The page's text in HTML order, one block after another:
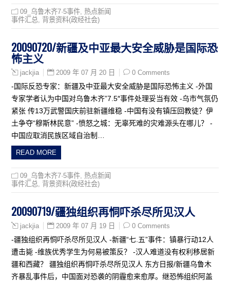
09_乌鲁木齐7·5事件 ,热点新闻
事件汇总
背景资料(政经社会)
20090720/新疆及中亚最大安全威胁是国际恐
怖主义
jackjia 2009 年 07 月 20 日 0 Comments
-国际反恐专家：新疆及中亚最大安全威胁是国际恐怖主义 -外国
专家学者认为中国对乌鲁木齐”7.5″事件处理妥当有效 -乌市气氛仍
紧张 传13万武警国庆前驻新疆维稳 -中国有没有镇压回教徒？伊
土争夺“穆斯林民意” -愤怒之城：无辜死难的灾难源头在哪儿？ -
中国应取消民族区域自治制…
READ MORE
09_乌鲁木齐7·5事件 ,热点新闻
事件汇总
背景资料(政经社会)
20090719/疆独组织再恫吓杀尽所见汉人
jackjia 2009 年 07 月 19 日 0 Comments
-疆独组织再恫吓杀尽所见汉人 -新疆“七.五”事件：镇暴行动12人
遭击毙 -维族优秀学生为何易被策反？ -汉人难道没有权利移居新
疆和西藏？ 疆独组织再恫吓杀尽所见汉人 东方日报/新疆乌鲁木
齐暴乱事件后，中国面对恐袭的阴霾愈来愈厚。继恐怖组织阿盖